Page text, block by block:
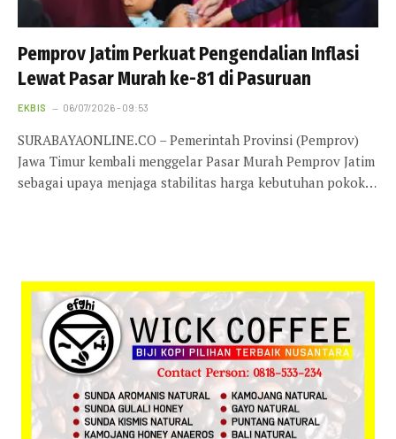
Pemprov Jatim Perkuat Pengendalian Inflasi
Lewat Pasar Murah ke-81 di Pasuruan
EKBIS 06/07/2026 - 09:53
SURABAYAONLINE.CO – Pemerintah Provinsi (Pemprov)
Jawa Timur kembali menggelar Pasar Murah Pemprov Jatim
sebagai upaya menjaga stabilitas harga kebutuhan pokok…